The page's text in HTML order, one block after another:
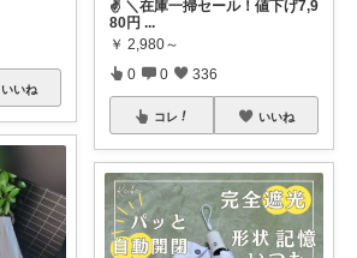
いいね
✌️ ＼在庫一掃セール！値下げ7,9
80円 ...
￥ 2,980～
0 0 336
コレ いいね